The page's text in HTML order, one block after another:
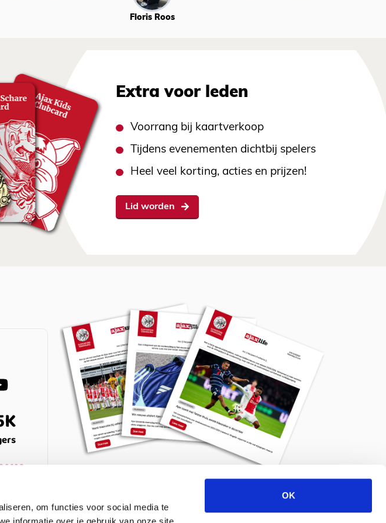
om functies voor social media te
OK
Floris Roos
Extra voor leden
Voorrang bij kaartverkoop
Tijdens evenementen dichtbij spelers
Heel veel korting, acties en prijzen!
Lid worden
Meld je aan voor de nieuwsbrief